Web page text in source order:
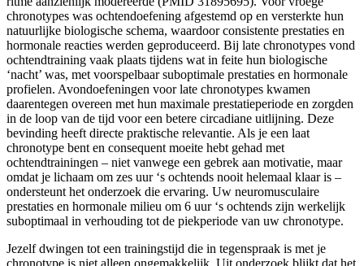
chronotypes was ochtendoefening afgestemd op en versterkte hun
natuurlijke biologische schema, waardoor consistente prestaties en
hormonale reacties werden geproduceerd. Bij late chronotypes vond
ochtendtraining vaak plaats tijdens wat in feite hun biologische
‘nacht’ was, met voorspelbaar suboptimale prestaties en hormonale
profielen. Avondoefeningen voor late chronotypes kwamen
daarentegen overeen met hun maximale prestatieperiode en zorgden
in de loop van de tijd voor een betere circadiane uitlijning. Deze
bevinding heeft directe praktische relevantie. Als je een laat
chronotype bent en consequent moeite hebt gehad met
ochtendtrainingen – niet vanwege een gebrek aan motivatie, maar
omdat je lichaam om zes uur ‘s ochtends nooit helemaal klaar is –
ondersteunt het onderzoek die ervaring. Uw neuromusculaire
prestaties en hormonale milieu om 6 uur ‘s ochtends zijn werkelijk
suboptimaal in verhouding tot de piekperiode van uw chronotype.
Jezelf dwingen tot een trainingstijd die in tegenspraak is met je
chronotype is niet alleen ongemakkelijk. Uit onderzoek blijkt dat het